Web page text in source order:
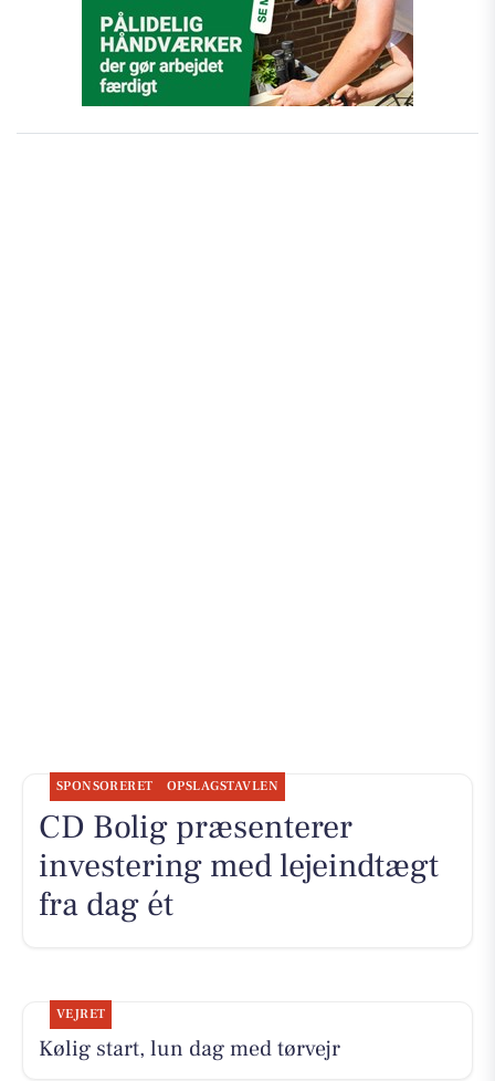
SPONSORERET OPSLAGSTAVLEN
CD Bolig præsenterer
investering med lejeindtægt
fra dag ét
VEJRET
Kølig start, lun dag med tørvejr